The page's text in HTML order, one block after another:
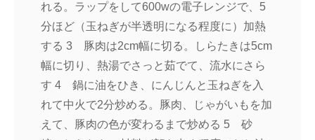
れる。ラップをして600wの電子レンジで、5
分ほど（玉ねぎが半透明になる程度に）加熱
する 3 豚肉は2cm幅に切る。しらたきは5cm
幅に切り、熱湯でさっと茹でて、流水にさら
す 4 鍋に油をひき、にんじんと玉ねぎを入
れて中火で2分炒める。豚肉、じゃがいもを加
えて、豚肉の色が変わるまで炒める 5 砂